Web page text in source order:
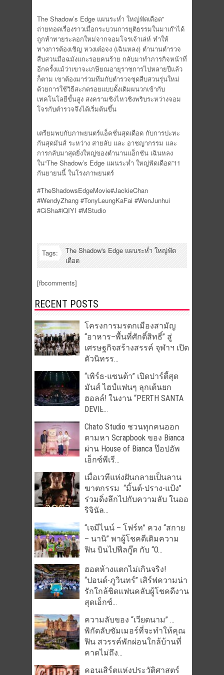
The Shadow’s Edge แผนระห่ำ ใหญ่ฟัดเดือด”
ถ่ายทอดเรื่องราวเมื่อกระบวนการยุติธรรมในมาเก๊าได้
ถูกท้าทายระลอกใหม่จากจอมโจรเจ้าเล่ห์ ทำให้
ทางการต้องเชิญ หวงเต๋อจง (เฉินหลง) ตำนานตำรวจ
สืบสวนมือฉมังแกะรอยคนร้าย กลับมาทำภารกิจหน้าที่
อีกครั้งแม้ว่าเขาจะเกษียณอายุราชการไปหลายปีแล้ว
ก็ตาม เขาต้องมาร่วมทีมกับตำรวจชุดสืบสวนรุ่นใหม่
ด้วยการใช้วิธีสะกดรอยแบบดั้งเดิมผนวกเข้ากับ
เทคโนโลยีขั้นสูง สงครามชิงไหวชิงพริบระหว่างจอม
โจรกับตำรวจจึงได้เริ่มต้นขึ้น
เตรียมพบกับภาพยนตร์แอ็คชั่นสุดเดือด กับการปะทะ
กันสุดมันส์ ระหว่าง สายลับ และ อาชญากรรม และ
การกลับมาสุดยิ่งใหญ่ของตำนานแอ็กชัน เฉินหลง
ใน“The Shadow’s Edge แผนระห่ำ ใหญ่ฟัดเดือด”11
กันยายนนี้ ในโรงภาพยนตร์
#TheShadowsEdgeMovie#JackieChan
#WendyZhang #TonyLeungKaFai #WenJunhui
#CiSha#iQIYI #MStudio
Tags:
The Shadow's Edge แผนระห่ำ ใหญ่ฟัด
เดือด
[fbcomments]
RECENT POSTS
โครงการมรดกเมืองสามัญ
“อาหาร–พื้นที่ศักดิ์สิทธิ์” สู่
เศรษฐกิจสร้างสรรค์ จุฬาฯ เปิด
ตัวนิทรร...
“เพิร์ธ-แซนต้า” เปิดปาร์ตี้สุด
มันส์ ไฮป์แฟนๆ ลุกเต้นยก
ฮอลล์! ในงาน “PERTH SANTA
DEVIL̵...
Chato Studio ชวนทุกคนออก
ตามหา Scrapbook ของ Bianca
ผ่าน House of Bianca ป๊อปอัพ
เอ็กซ์พีเรี...
เมื่อเวทีแห่งฝันกลายเป็นลาน
ฆาตกรรม “มิ้นต์-ปราง-แป้ง”
ร่วมดิ่งลึกไปกับความลับ ในออ
ริจินัล...
“เจมีไนน์ – โฟร์ท” ควง “สกาย
– นานิ” พาผู้โชคดีเติมความ
ฟิน บินไปฟีลกู๊ด กับ “O...
ฮอตห้างแตกไม่เกินจริง!
“ปอนด์-ภูวินทร์” เสิร์ฟความน่า
รักใกล้ชิดแฟนคลับผู้โชคดีงาน
สุดเอ็กซ์...
ความลับของ “เวียดนาม” …
พิกัดลับซัมเมอร์ที่จะทำให้คุณ
ฟิน สวรรค์พักผ่อนใกล้บ้านที่
คาดไม่ถึง...
คอนเสิร์ตแห่งประวัติศาสตร์